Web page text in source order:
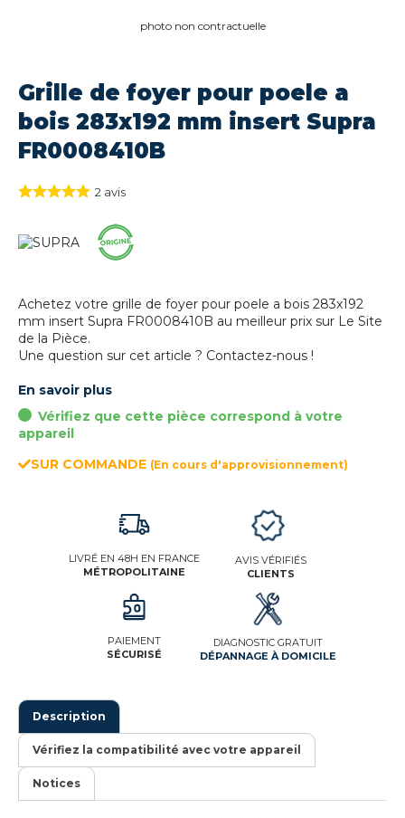
photo non contractuelle
Grille de foyer pour poele a
bois 283x192 mm insert Supra
FR0008410B
2 avis
Achetez votre grille de foyer pour poele a bois 283x192
mm insert Supra FR0008410B au meilleur prix sur Le Site
de la Pièce.
Une question sur cet article ? Contactez-nous !
En savoir plus
Vérifiez que cette pièce correspond à votre
appareil
SUR COMMANDE (En cours d'approvisionnement)
LIVRÉ EN 48H EN FRANCE
MÉTROPOLITAINE
PAIEMENT
SÉCURISÉ
AVIS VÉRIFIÉS
CLIENTS
DIAGNOSTIC GRATUIT
DÉPANNAGE À DOMICILE
Description
Vérifiez la compatibilité avec votre appareil
Notices